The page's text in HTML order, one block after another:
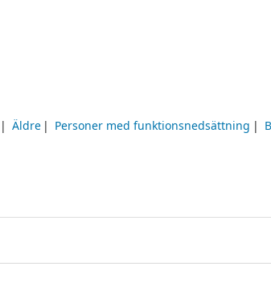
Äldre Personer med funktionsnedsättning